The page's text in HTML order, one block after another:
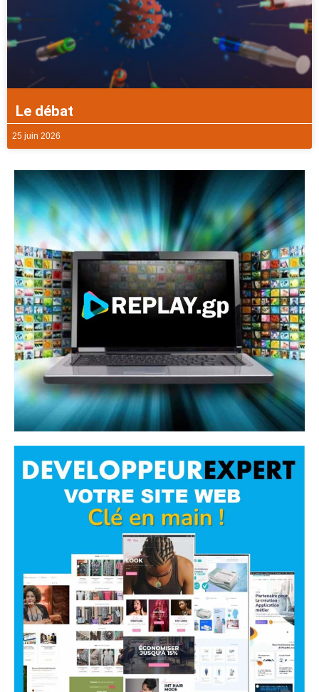
Le débat
25 juin 2026